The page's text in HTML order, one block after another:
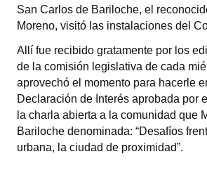
Digesto
DOCUMENTOS
Informes de Gestión
Proyectos Presentados
San Carlos de Bariloche, el
Moreno, visitó las instalaciones del
Allí fue recibido gratamente por los
de la comisión legislativa de cada
aprovechó el momento para hacerle
Declaración de Interés aprobada por
la charla abierta a la comunidad que
Bariloche denominada: “Desafíos
urbana, la ciudad de proximidad”.